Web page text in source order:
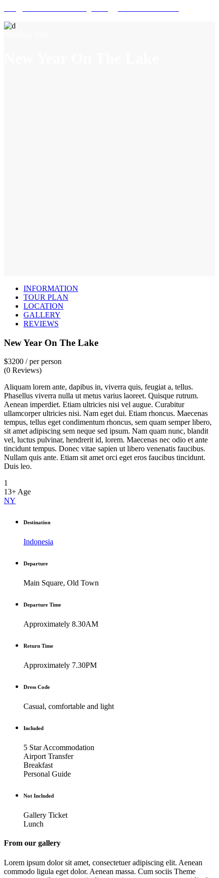
INFORMATION
TOUR PLAN
LOCATION
GALLERY
REVIEWS
New Year On The Lake
$3200 / per person
(0 Reviews)
Aliquam lorem ante, dapibus in, viverra quis, feugiat a, tellus.
Phasellus viverra nulla ut metus varius laoreet. Quisque rutrum.
Aenean imperdiet. Etiam ultricies nisi vel augue. Curabitur
ullamcorper ultricies nisi. Nam eget dui. Etiam rhoncus. Maecenas
tempus, tellus eget condimentum rhoncus, sem quam semper libero,
sit amet adipiscing sem neque sed ipsum. Nam quam nunc, blandit
vel, luctus pulvinar, hendrerit id, lorem. Maecenas nec odio et ante
tincidunt tempus. Donec vitae sapien ut libero venenatis faucibus.
Nullam quis ante. Etiam sit amet orci eget eros faucibus tincidunt.
Duis leo.
1
13+Age
NY
Destination
Indonesia
Departure
Main Square, Old Town
Departure Time
Approximately 8.30AM
Return Time
Approximately 7.30PM
Dress Code
Casual, comfortable and light
Included
5 Star Accommodation
Airport Transfer
Breakfast
Personal Guide
Not Included
Gallery Ticket
Lunch
From our gallery
Lorem ipsum dolor sit amet, consectetuer adipiscing elit. Aenean
commodo ligula eget dolor. Aenean massa. Cum sociis Theme